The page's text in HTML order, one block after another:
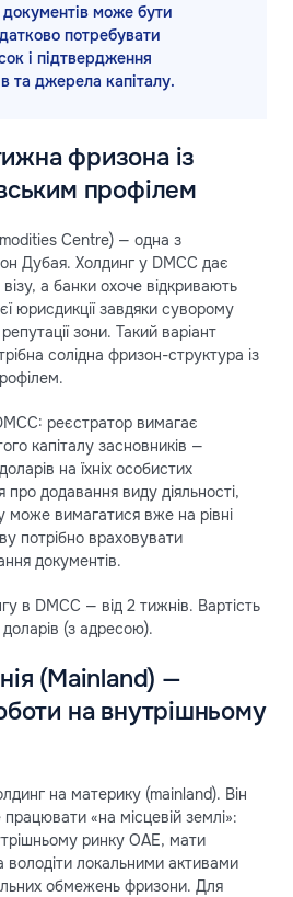
може бути
потребувати
і підтвердження
та джерела капіталу.
фризона із
профілем
Centre) — одна з
Дубая. Холдинг у DMCC дає
а банки охоче відкривають
юрисдикції завдяки суворому
зони. Такий варіант
солідна фризон-структура із
реєстратор вимагає
капіталу засновників —
на їхніх особистих
додавання виду діяльності,
може вимагатися вже на рівні
потрібно враховувати
документів.
в DMCC — від 2 тижнів. Вартість
доларів (з адресою).
(Mainland) —
на внутрішньому
на материку (mainland). Він
«на місцевій землі»:
ринку ОАЕ, мати
володіти локальними активами
обмежень фризони. Для